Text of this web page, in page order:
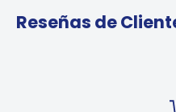
Reseñas de